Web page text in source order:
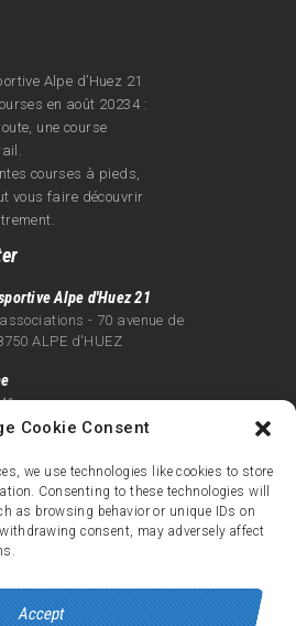
Cookie Consent
we use technologies like cookies to store
Consenting to these technologies will
as browsing behavior or unique IDs on
consent, may adversely affect
Accept
Alpe d’Huez 21
en août 20234 :
une course
courses à pieds,
vous faire découvrir
Alpe d'Huez 21
- 70 avenue de
ALPE d'HUEZ
légales